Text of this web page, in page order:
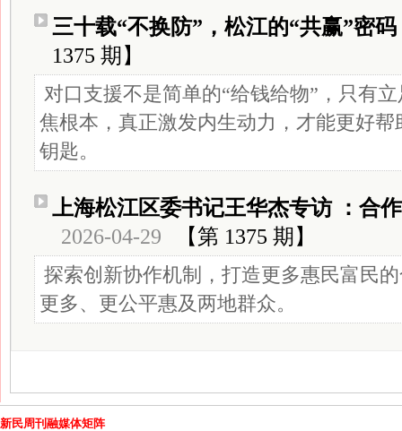
三十载“不换防”，松江的“共赢”密码
1375 期】
对口支援不是简单的“给钱给物”，只有
焦根本，真正激发内生动力，才能更好
钥匙。
上海松江区委书记王华杰专访 ：合
2026-04-29
【第 1375 期】
探索创新协作机制，打造更多惠民富民
更多、更公平惠及两地群众。
新民周刊融媒体矩阵